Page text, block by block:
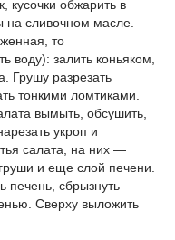
кусочки обжарить в
на сливочном масле.
то
воду): залить коньяком,
Грушу разрезать
тонкими ломтиками.
вымыть, обсушить,
укроп и
салата, на них —
и еще слой печени.
печень, сбрызнуть
Сверху выложить